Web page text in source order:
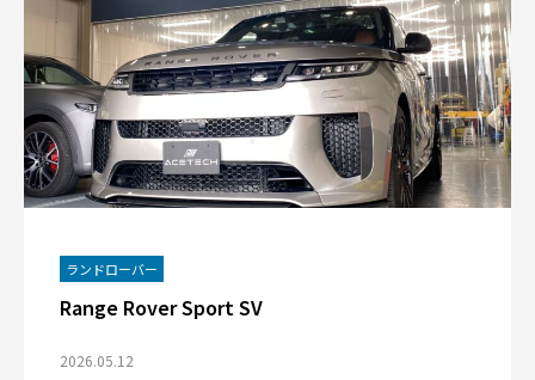
ランドローバー
Range Rover Sport SV
2026.05.12